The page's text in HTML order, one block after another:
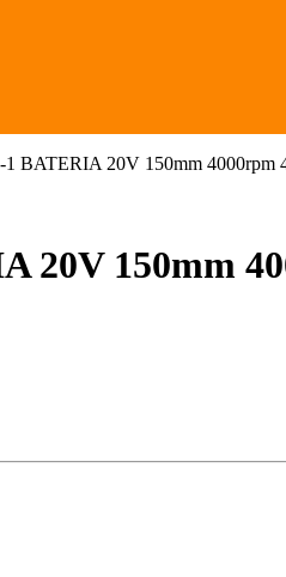
BATERIA 20V 150mm 4000rpm
150mm